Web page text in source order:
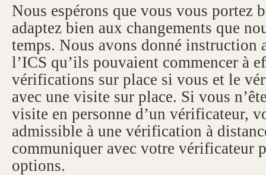
Nous espérons que vous vous portez
adaptez bien aux changements que
temps. Nous avons donné instruction
l’ICS qu’ils pouvaient commencer à
vérifications sur place si vous et le
avec une visite sur place. Si vous
visite en personne d’un vérificateur,
admissible à une vérification à
communiquer avec votre vérificateur
options.